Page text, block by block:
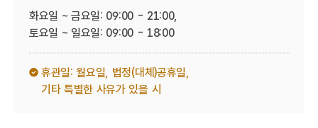
화요일 ~ 금요일: 09:00 - 21:00,
토요일 ~ 일요일: 09:00 - 18:00
휴관일: 월요일, 법정(대체)공휴일,
기타 특별한 사유가 있을 시